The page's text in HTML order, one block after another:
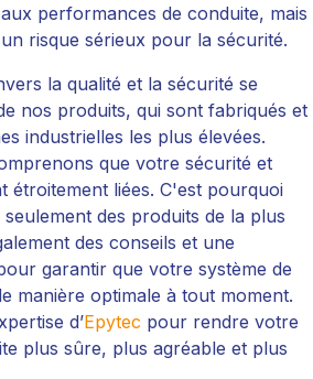
performances de conduite, mais
risque sérieux pour la sécurité.
la qualité et la sécurité se
nos produits, qui sont fabriqués et
industrielles les plus élevées.
que votre sécurité et
étroitement liées. C'est pourquoi
des produits de la plus
des conseils et une
garantir que votre système de
manière optimale à tout moment.
d’Epytec pour rendre votre
plus sûre, plus agréable et plus